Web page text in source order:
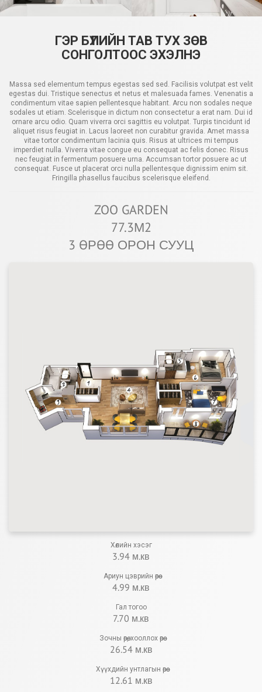
ГЭР БҮЛИЙН ТАВ ТУХ ЗӨВ
СОНГОЛТООС ЭХЭЛНЭ
Massa sed elementum tempus egestas sed sed. Facilisis volutpat est velit
egestas dui. Tristique senectus et netus et malesuada fames. Venenatis a
condimentum vitae sapien pellentesque habitant. Arcu non sodales neque
sodales ut etiam. Scelerisque in dictum non consectetur a erat nam. Dui id
ornare arcu odio. Quam viverra orci sagittis eu volutpat. Turpis tincidunt id
aliquet risus feugiat in. Lacus laoreet non curabitur gravida. Amet massa
vitae tortor condimentum lacinia quis. Risus at ultrices mi tempus
imperdiet nulla. Viverra vitae congue eu consequat ac felis donec. Risus
nec feugiat in fermentum posuere urna. Accumsan tortor posuere ac ut
consequat. Fusce ut placerat orci nulla pellentesque dignissim enim sit.
Fringilla phasellus faucibus scelerisque eleifend.
ZOO GARDEN
77.3М2
3 ӨРӨӨ ОРОН СУУЦ
Хөлийн хэсэг
3.94 м.кв
Ариун цэврийн өрөө
4.99 м.кв
Гал тогоо
7.70 м.кв
Зочны өрөө, хооллох өрөө
26.54 м.кв
Хүүхдийн унтлагын өрөө
12.61 м.кв